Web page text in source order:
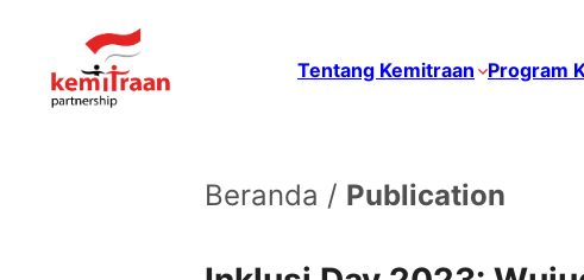
Tentang Kemitraan Program
Beranda / Publication